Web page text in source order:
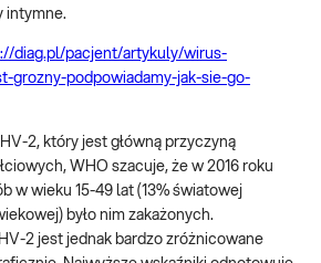
intymne.
diag.pl/pacjent/artykuly/wirus-
grozny-podpowiadamy-jak-sie-go-
2, który jest główną przyczyną
WHO szacuje, że w 2016 roku
w wieku 15-49 lat (13% światowej
było nim zakażonych.
2 jest jednak bardzo zróżnicowane